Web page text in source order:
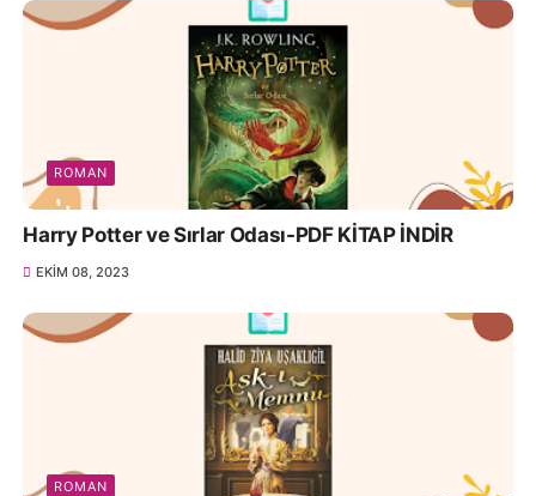
ROMAN
Harry Potter ve Sırlar Odası-PDF KİTAP İNDİR
EKIM 08, 2023
ROMAN